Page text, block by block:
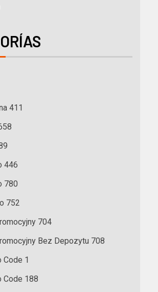
411
446
780
752
704
Bez Depozytu 708
Code 1
Code 188